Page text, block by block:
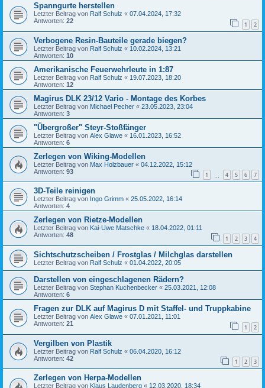
Spanngurte herstellen
Letzter Beitrag von Ralf Schulz « 07.04.2024, 17:32
Antworten: 22 1 2
Verbogene Resin-Bauteile gerade biegen?
Letzter Beitrag von Ralf Schulz « 10.02.2024, 13:21
Antworten: 10
Amerikanische Feuerwehrleute in 1:87
Letzter Beitrag von Ralf Schulz « 19.07.2023, 18:20
Antworten: 12
Magirus DLK 23/12 Vario - Montage des Korbes
Letzter Beitrag von Michael Pecher « 23.05.2023, 23:04
Antworten: 3
"Übergroßer" Steyr-Stoßfänger
Letzter Beitrag von Alex Glawe « 16.01.2023, 16:52
Antworten: 6
Zerlegen von Wiking-Modellen
Letzter Beitrag von Max Holzbauer « 04.12.2022, 15:12
Antworten: 93 1 4 5 6 7
3D-Teile reinigen
Letzter Beitrag von Ingo Grimm « 25.05.2022, 16:14
Antworten: 4
Zerlegen von Rietze-Modellen
Letzter Beitrag von Kai-Uwe Matschke « 18.04.2022, 01:11
Antworten: 48 1 2 3 4
Sichtschutzscheiben / Frostglas / Milchglas darstellen
Letzter Beitrag von Ralf Schulz « 01.04.2022, 20:05
Darstellen von eingeschlagenen Rädern?
Letzter Beitrag von Stephan Kuchenbecker « 25.03.2021, 12:08
Antworten: 6
Fragen zur DLK auf Magirus D mit Staffel- und Truppkabine
Letzter Beitrag von Alex Glawe « 07.01.2021, 11:01
Antworten: 21 1 2
Vergilben von Plastik
Letzter Beitrag von Ralf Schulz « 06.04.2020, 16:12
Antworten: 42 1 2 3
Zerlegen von Herpa-Modellen
Letzter Beitrag von Klaus Laudenberg « 12.03.2020, 18:34